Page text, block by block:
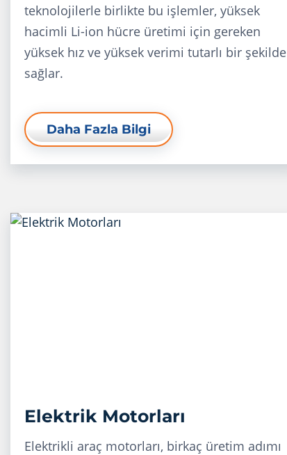
teknolojilerle birlikte bu işlemler, yüksek
hacimli Li-ion hücre üretimi için gereken
yüksek hız ve yüksek verimi tutarlı bir şekilde
sağlar.
Daha Fazla Bilgi
Elektrik Motorları
Elektrikli araç motorları, birkaç üretim adımı